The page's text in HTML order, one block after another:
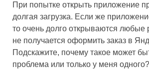
При попытке открыть приложение
долгая загрузка. Если же
то очень долго открываются любые
не получается оформить заказ в
Подскажите, почему такое может
проблема или только у меня одного?